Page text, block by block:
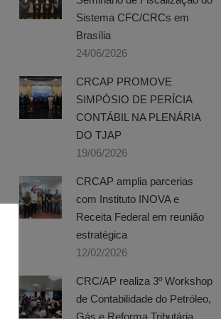
Sistema CFC/CRCs em
Brasília
24/06/2026
CRCAP PROMOVE
SIMPÓSIO DE PERÍCIA
CONTÁBIL NA PLENÁRIA
DO TJAP
19/06/2026
CRCAP amplia parcerias
com Instituto INOVA e
Receita Federal em reunião
estratégica
12/02/2026
CRC/AP realiza 3º Workshop
de Contabilidade do Petróleo,
Gás e Reforma Tributária